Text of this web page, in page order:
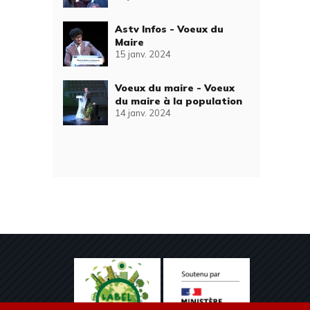
Astv Infos - Voeux du
Maire
15 janv. 2024
Voeux du maire - Voeux
du maire à la population
14 janv. 2024